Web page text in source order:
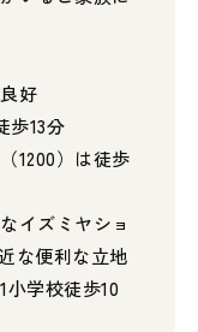
好
歩13分
1200）は徒歩
イズミヤショ
な便利な立地
学校徒歩10